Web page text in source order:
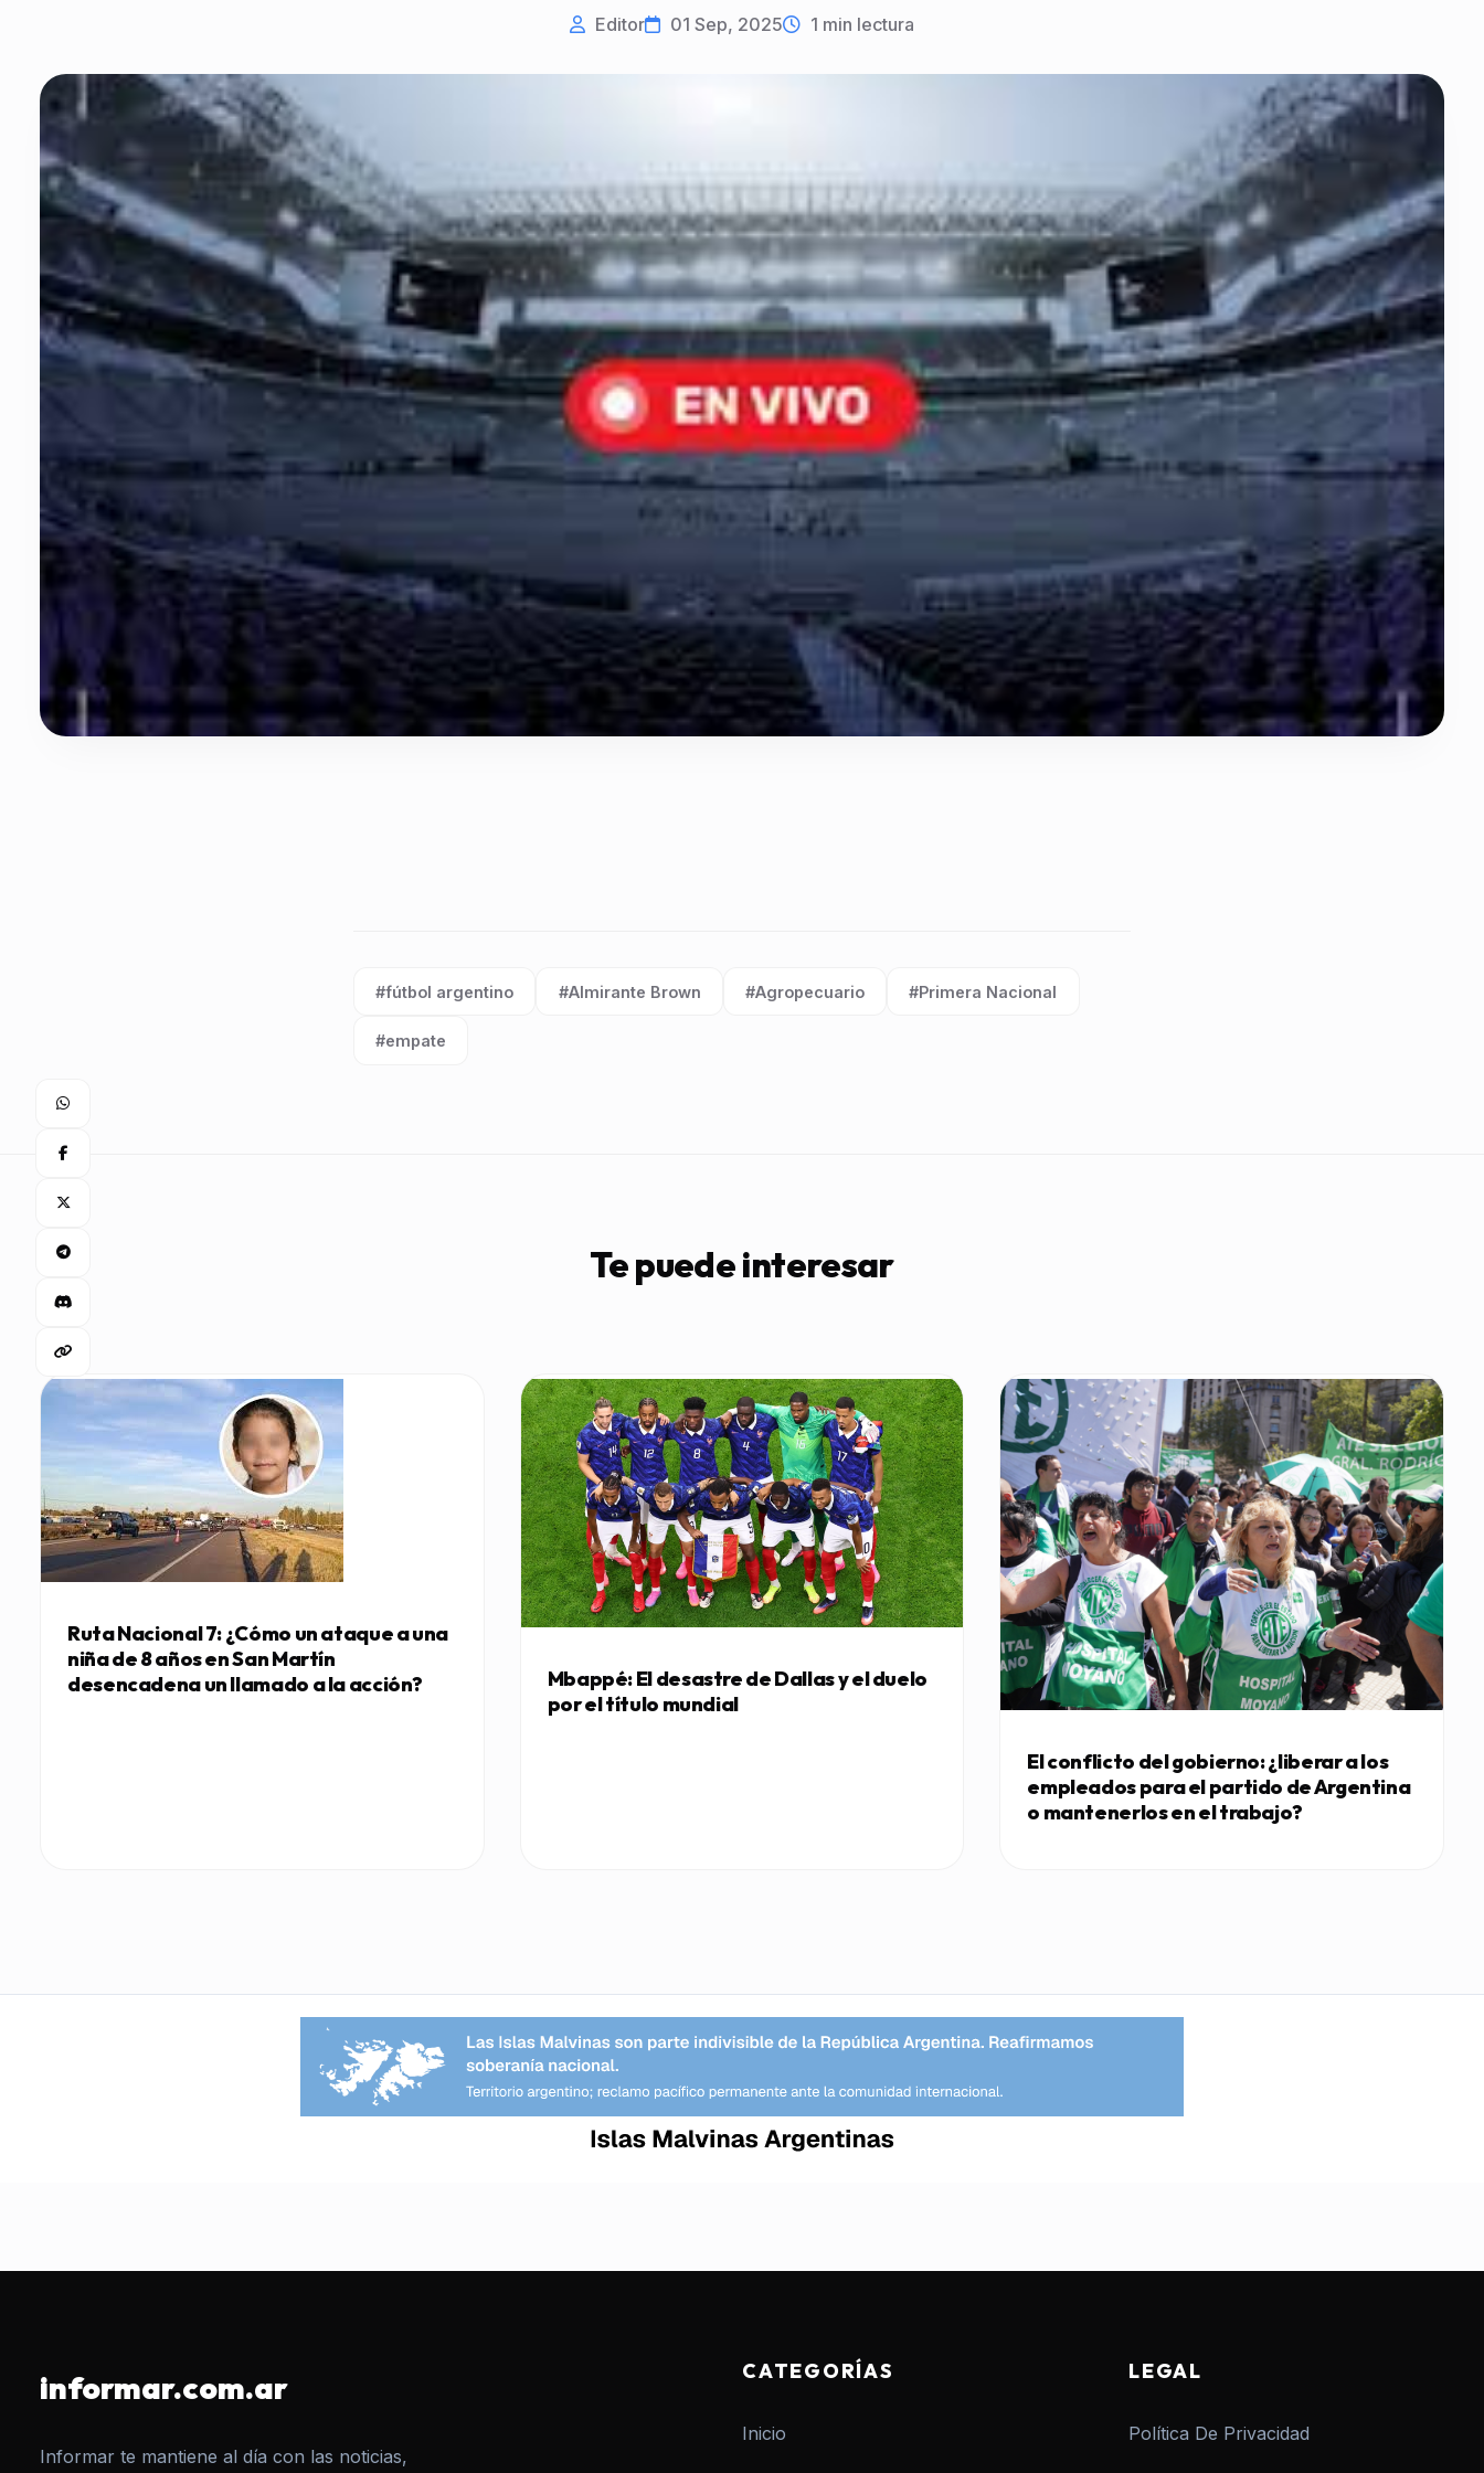
Editor 01 Sep, 2025 1 min lectura
Etiqueta:
#fútbol argentino
Etiqueta:
#Almirante Brown
Etiqueta:
#Agropecuario
Etiqueta:
#Primera Nacional
Etiqueta:
#empate
Te puede interesar
Ruta Nacional 7: ¿Cómo un ataque a una
niña de 8 años en San Martín
desencadena un llamado a la acción?
Mbappé: El desastre de Dallas y el duelo
por el título mundial
El conflicto del gobierno: ¿liberar a los
empleados para el partido de Argentina
o mantenerlos en el trabajo?
informar.com.ar
Informar te mantiene al día con las noticias,
CATEGORÍAS
Inicio
LEGAL
Política De Privacidad